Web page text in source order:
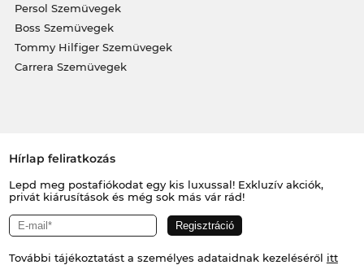
Persol Szemüvegek
Boss Szemüvegek
Tommy Hilfiger Szemüvegek
Carrera Szemüvegek
Hírlap feliratkozás
Lepd meg postafiókodat egy kis luxussal! Exkluzív akciók,
privát kiárusítások és még sok más vár rád!
További tájékoztatást a személyes adataidnak kezeléséről itt